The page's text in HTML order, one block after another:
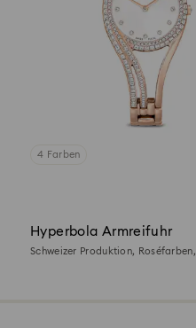
4 Farben
Hyperbola Armreifuhr
Schweizer Produktion, Roséfarben,